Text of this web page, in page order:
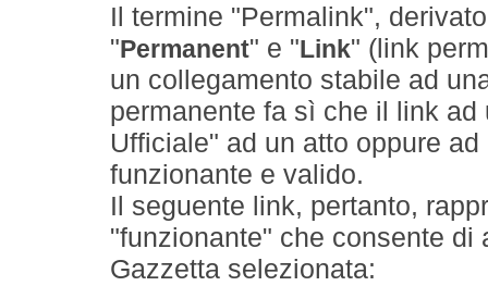
Il termine "Permalink",
" Permanent" e " Link" (link
un collegamento stabile ad
permanente fa sì che il link
Ufficiale" ad un atto oppure
funzionante e valido.
Il seguente link, pertanto,
"funzionante" che consente
Gazzetta selezionata: